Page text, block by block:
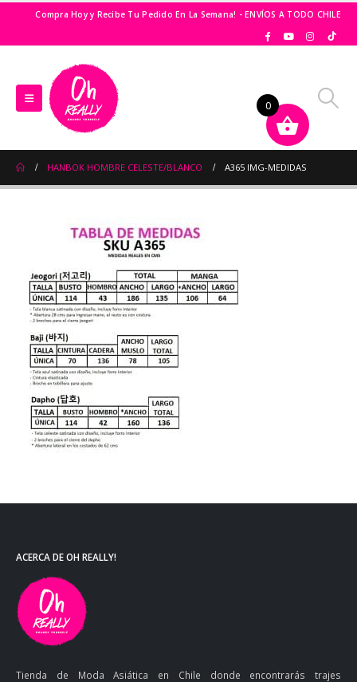
Compra Hoy y Recibe Tu Pedido En La Semana! - ENVÍOS A TODO CHILE
HANBOK HOMBRE CELESTE/BLANCO A365 IMG-MEDIDAS
ACERCA DE OH REALLY!
Tienda de Moda Asiática en Chile donde encontrarás trajes
0